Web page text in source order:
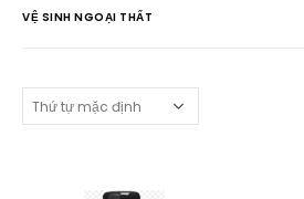
VỆ SINH NGOẠI THẤT